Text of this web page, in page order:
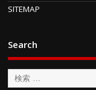
SITEMAP
Search